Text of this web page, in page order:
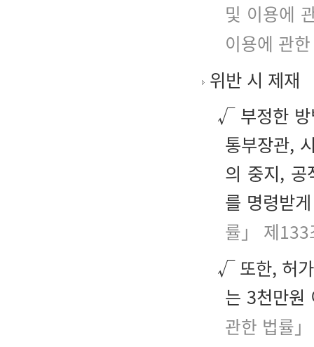
및 이용에
이용에 관
위반 시 제재
√ 부정한 방
통부장관,
의 중지, 공
를 명령받
률」 제133
√ 또한, 허
는 3천만원
관한 법률